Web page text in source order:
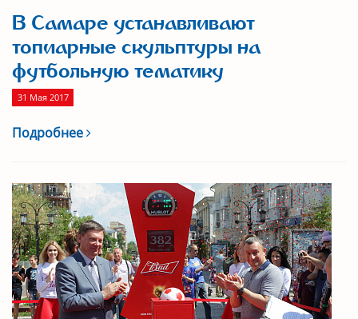
В Самаре устанавливают
топиарные скульптуры на
футбольную тематику
31 Мая 2017
Подробнее